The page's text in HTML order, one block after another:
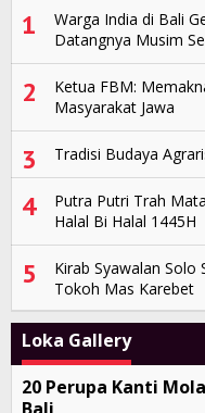
1
Warga India di Bali
Datangnya Musim
2
Ketua FBM:
Masyarakat Jawa
3 Tradisi Budaya
4
Putra Putri Trah
Halal Bi Halal 1445H
5
Kirab Syawalan Solo
Tokoh Mas Karebet
Loka Gallery
20 Perupa Kanti